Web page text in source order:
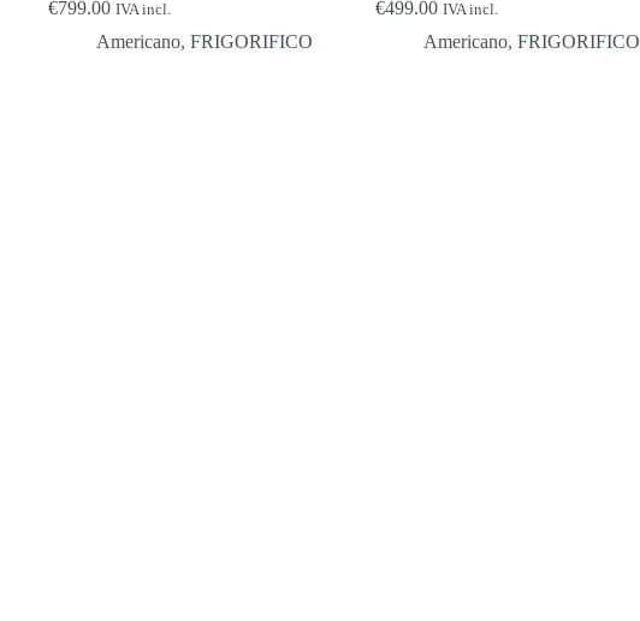
€799.00 IVA incl.
Americano, FRIGORIFICO
€499.00 IVA incl.
Americano, FRIGORIFICO